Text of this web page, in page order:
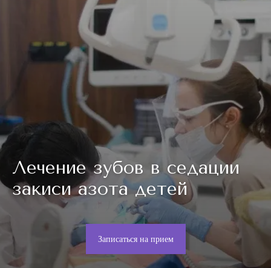
Лечение зубов в седации
закиси азота детей
Записаться на прием